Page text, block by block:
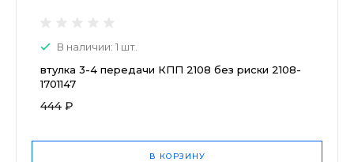
В наличии: 1 шт.
втулка 3-4 передачи КПП 2108 без риски 2108-
1701147
444 ₽
В КОРЗИНУ